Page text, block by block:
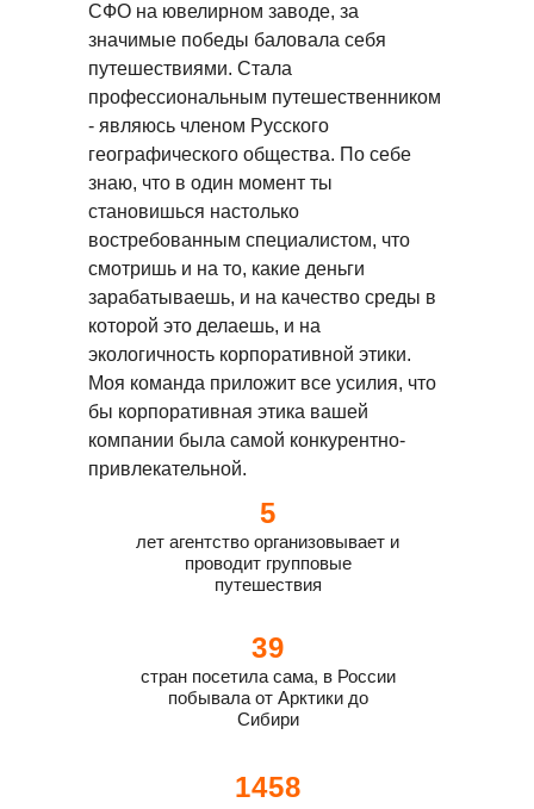
СФО на ювелирном заводе, за
значимые победы баловала себя
путешествиями. Стала
профессиональным путешественником
- являюсь членом Русского
географического общества. По себе
знаю, что в один момент ты
становишься настолько
востребованным специалистом, что
смотришь и на то, какие деньги
зарабатываешь, и на качество среды в
которой это делаешь, и на
экологичность корпоративной этики.
Моя команда приложит все усилия, что
бы корпоративная этика вашей
компании была самой конкурентно-
привлекательной.
стран посетила сама, в России
побывала от Арктики до
Сибири
1458
39
5
лет агентство организовывает и
проводит групповые
путешествия